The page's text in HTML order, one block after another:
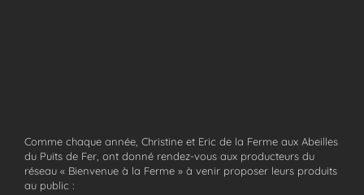
Comme chaque année, Christine et Eric de la Ferme aux Abeilles
du Puits de Fer, ont donné rendez-vous aux producteurs du
réseau « Bienvenue à la Ferme » à venir proposer leurs produits
au public :